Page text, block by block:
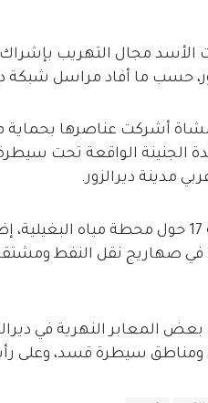
مشاة بقوات الأسد مجال التهريب
حسب ما أفاد مراسل شبكة
مراسلنا إنّ الفرقة 17 مشاة أشركت
الجنينة الواقعة تحت
مدينة ديرالزور.
وأضاف ينتشر عناصر الفرقة 17 حول
في صهاريج نقل النفط
بعض المعابر النهرية في
سيطرة قسد، وعلى